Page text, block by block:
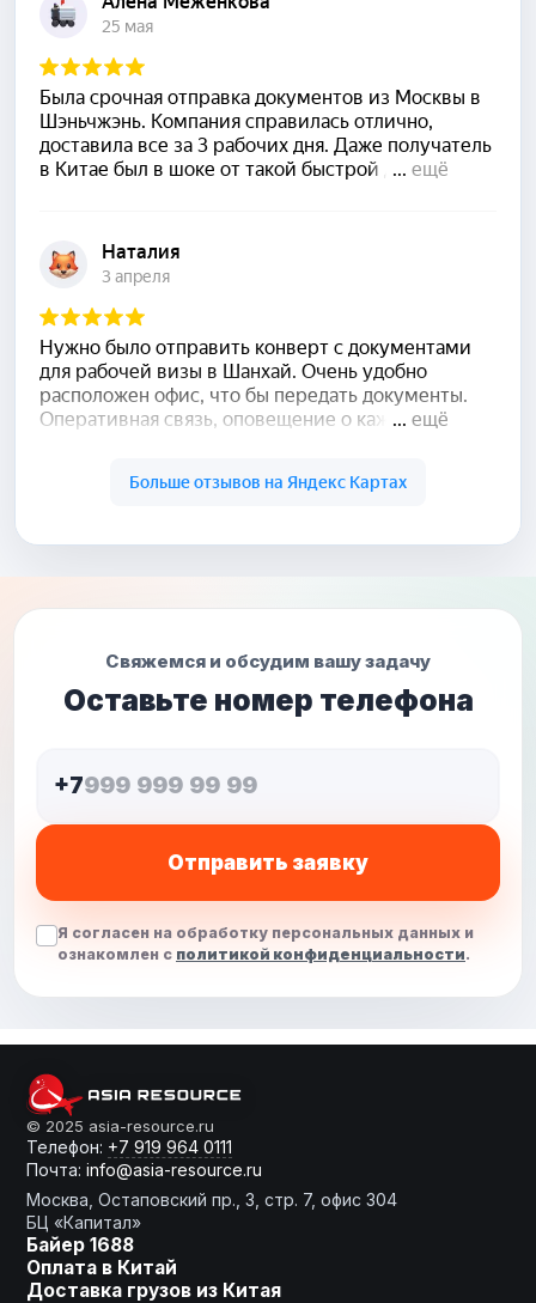
Свяжемся и обсудим вашу задачу
Оставьте номер телефона
+7
Отправить заявку
Я согласен на обработку персональных данных и
ознакомлен с политикой конфиденциальности.
Готовы получить
От слов к делу
Оставьте заявку, мы сделаем
© 2025 asia-resource.ru
Телефон: +7 919 964 0111
Почта: info@asia-resource.ru
Москва, Остаповский пр., 3, стр. 7, офис 304
БЦ «Капитал»
Байер 1688
Оплата в Китай
Доставка грузов из Китая